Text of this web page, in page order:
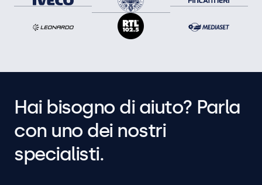
Hai bisogno di aiuto? Parla
con uno dei nostri
specialisti.